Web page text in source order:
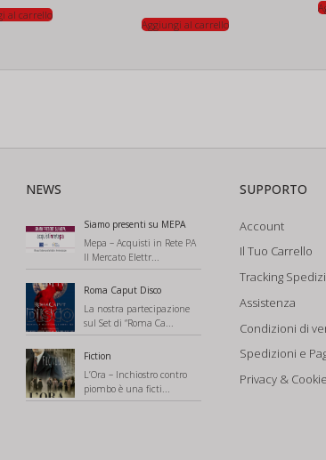
al carrello
Aggiungi al carrello
NEWS
Siamo presenti su MEPA
Mepa – Acquisti in Rete PA
Il Mercato Elettr...
Roma Caput Disco
La nostra partecipazione
sul Set di “Roma Ca...
Fiction
L’Ora – Inchiostro contro
piombo è una ficti...
SUPPORTO
Account
Il Tuo Carrello
Tracking
Assistenza
Condizioni di
Spedizioni e
Privacy &